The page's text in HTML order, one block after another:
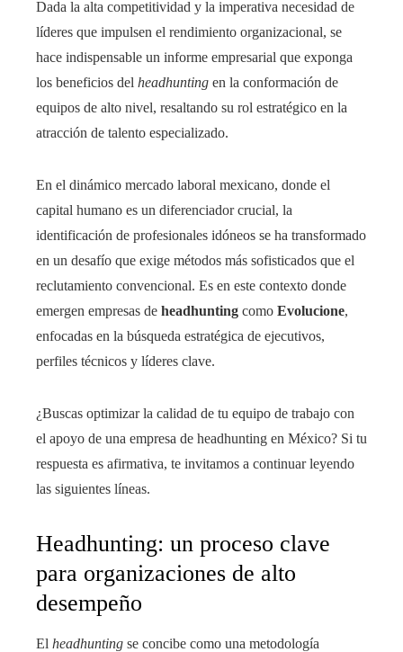
Dada la alta competitividad y la imperativa necesidad de
líderes que impulsen el rendimiento organizacional, se
hace indispensable un informe empresarial que exponga
los beneficios del headhunting en la conformación de
equipos de alto nivel, resaltando su rol estratégico en la
atracción de talento especializado.
En el dinámico mercado laboral mexicano, donde el
capital humano es un diferenciador crucial, la
identificación de profesionales idóneos se ha transformado
en un desafío que exige métodos más sofisticados que el
reclutamiento convencional. Es en este contexto donde
emergen empresas de headhunting como Evolucione,
enfocadas en la búsqueda estratégica de ejecutivos,
perfiles técnicos y líderes clave.
¿Buscas optimizar la calidad de tu equipo de trabajo con
el apoyo de una empresa de headhunting en México? Si tu
respuesta es afirmativa, te invitamos a continuar leyendo
las siguientes líneas.
Headhunting: un proceso clave
para organizaciones de alto
desempeño
El headhunting se concibe como una metodología